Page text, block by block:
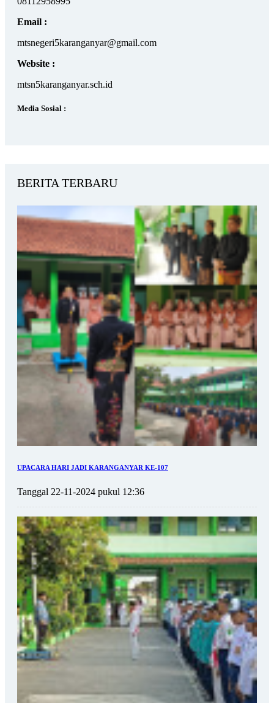
Email :
mtsnegeri5karanganyar@gmail.com
Website :
mtsn5karanganyar.sch.id
Media Sosial :
BERITA TERBARU
UPACARA HARI JADI KARANGANYAR KE-107
Tanggal 22-11-2024 pukul 12:36